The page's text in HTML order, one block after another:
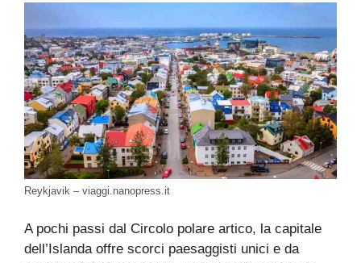
Reykjavik – viaggi.nanopress.it
A pochi passi dal Circolo polare artico, la capitale
dell’Islanda offre scorci paesaggisti unici e da